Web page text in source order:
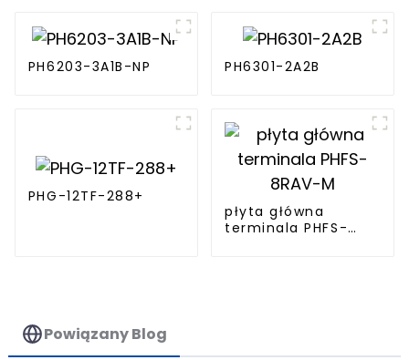
PH6203-3A1B-NP PH6301-2A2B
PHG-12TF-288+
płyta główna
terminala PHFS-
Powiązany Blog